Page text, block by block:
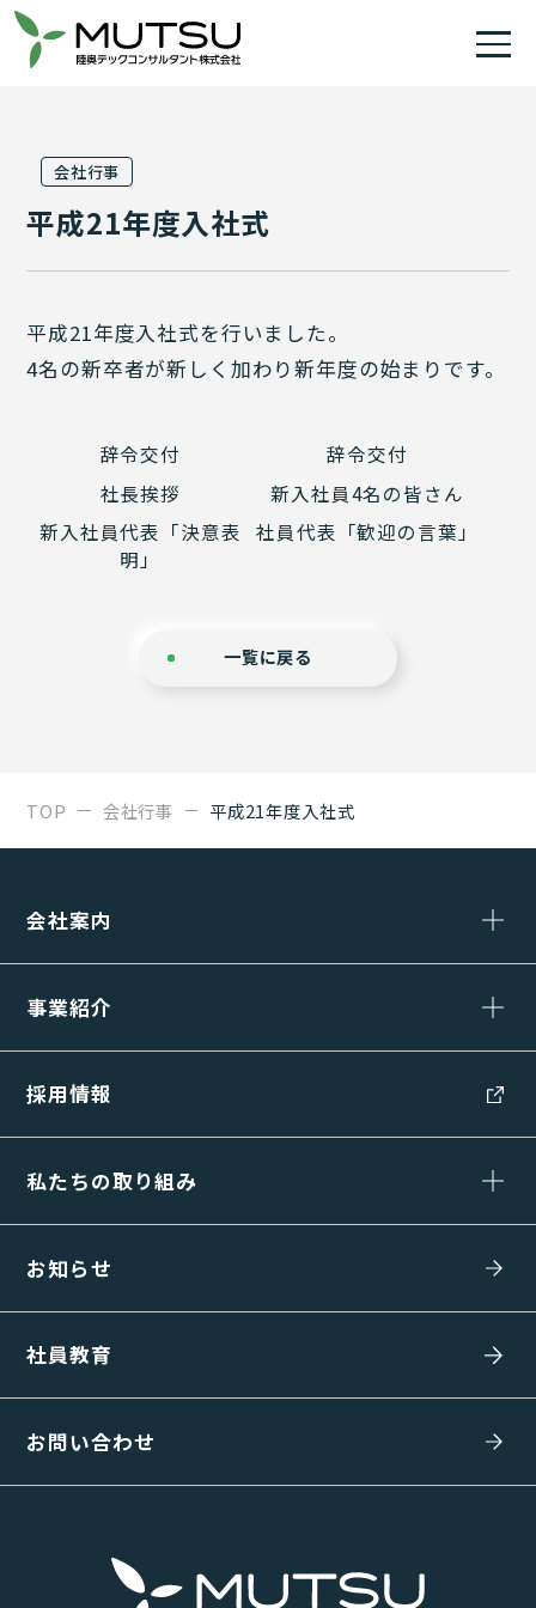
会社行事
平成21年度入社式
平成21年度入社式を行いました。
4名の新卒者が新しく加わり新年度の始まりです。
辞令交付
辞令交付
社長挨拶
新入社員4名の皆さん
新入社員代表「決意表
明」
社員代表「歓迎の言葉」
一覧に戻る
TOP 会社行事 平成21年度入社式
会社案内
事業紹介
採用情報
私たちの取り組み
お知らせ
社員教育
お問い合わせ